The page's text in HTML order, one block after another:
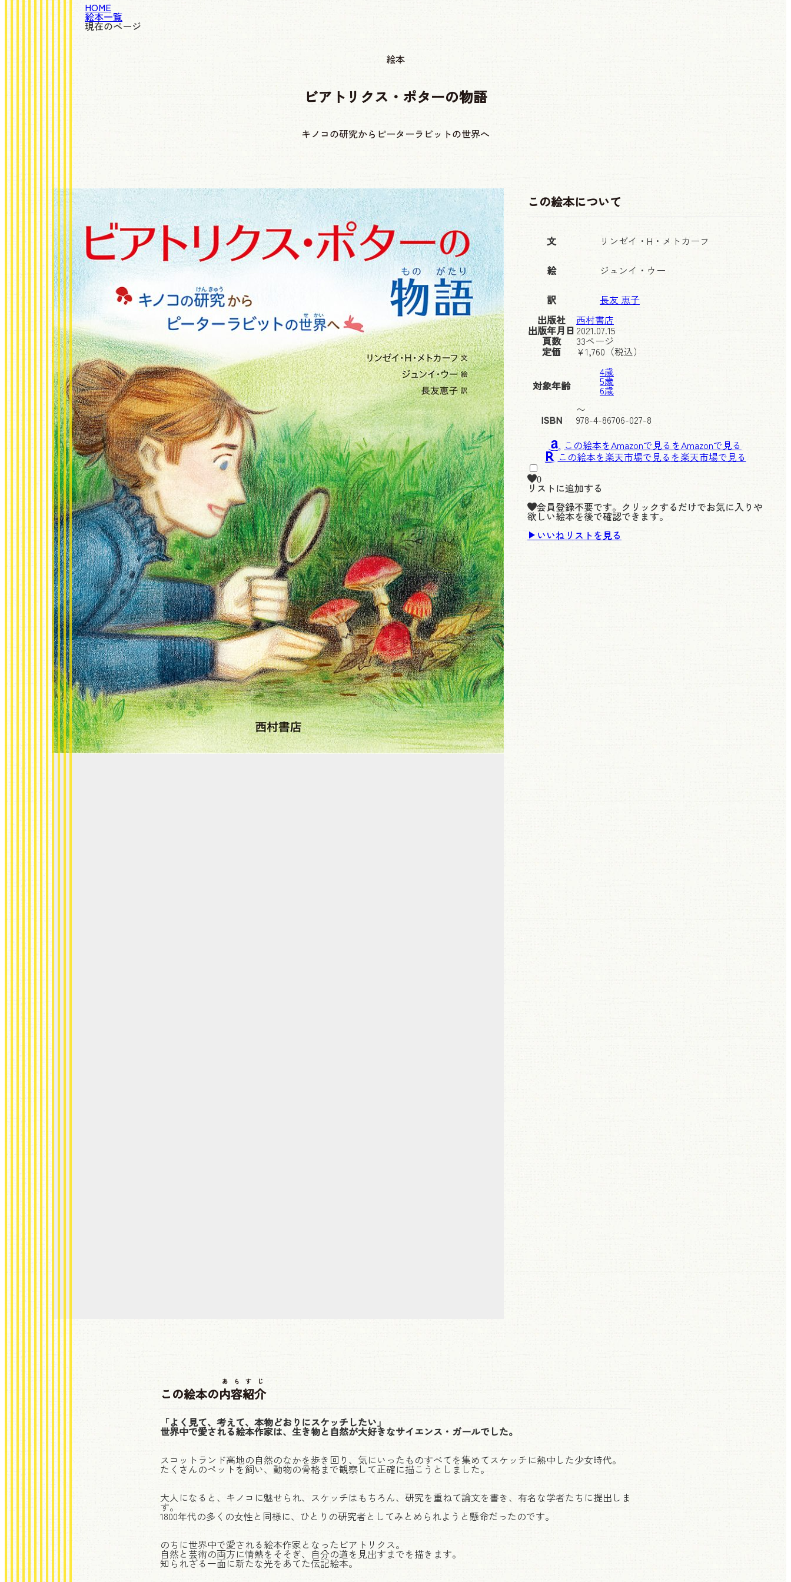
HOME
絵本一覧
現在のページ
絵本
ビアトリクス・ポターの物語
キノコの研究からピーターラビットの世界へ
この絵本について
文 リンゼイ・H・メトカーフ
絵 ジュンイ・ウー
訳
長友 恵子
出版社
西村書店
出版年月日 2021.07.15
頁数 33ページ
定価 ¥1,760 （税込）
対象年齢
4歳
5歳
6歳
〜
ISBN
978-4-86706-027-8
この絵本をAmazonで見る
この絵本を楽天市場で見る
0
リストに追加する
会員登録不要です。クリックするだけでお気に入りや
欲しい絵本を後で確認できます。
いいねリストを見る
この絵本の内容紹介
あらすじ
「よく見て、考えて、本物どおりにスケッチしたい」
世界中で愛される絵本作家は、生き物と自然が大好きなサイエンス・ガールでした。
スコットランド高地の自然のなかを歩き回り、気にいったものすべてを集めてスケッチに熱中した少女時代。
たくさんのペットを飼い、動物の骨格まで観察して正確に描こうとしました。
大人になると、キノコに魅せられ、スケッチはもちろん、研究を重ねて論文を書き、有名な学者たちに提出しま
す。
1800年代の多くの女性と同様に、ひとりの研究者としてみとめられようと懸命だったのです。
のちに世界中で愛される絵本作家となったビアトリクス。
自然と芸術の両方に情熱をそそぎ、自分の道を見出すまでを描きます。
知られざる一面に新たな光をあてた伝記絵本。